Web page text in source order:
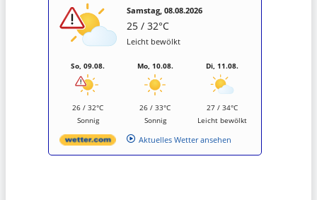
Samstag, 08.08.2026
25 / 32°C
Leicht bewölkt
So, 09.08.
26 / 32°C
Sonnig
Mo, 10.08.
26 / 33°C
Sonnig
Di, 11.08.
27 / 34°C
Leicht bewölkt
Aktuelles Wetter ansehen